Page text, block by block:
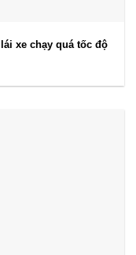
xe chạy quá tốc độ